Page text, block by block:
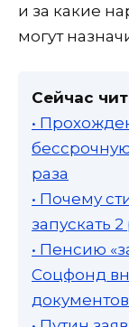
и за какие
могут
Сейчас
•
раза
• Почему
запускать
• Пенсию
Соцфонд
документов